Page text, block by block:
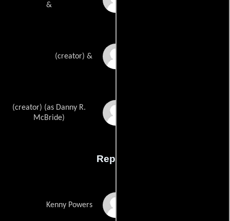
&
(creator) &
(creator) (as Danny R.
McBride)
Reparto
Kenny Powers